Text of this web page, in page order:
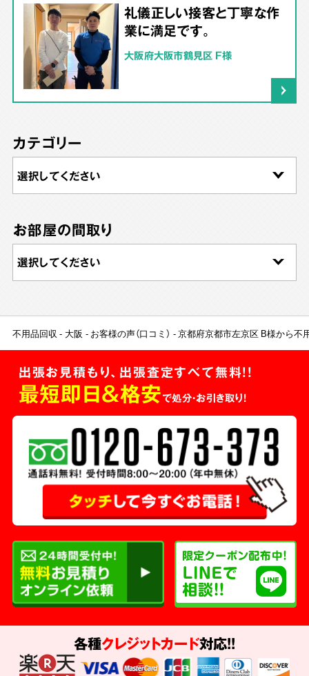
礼儀正しい接客と丁寧な作
業に満足です。
大阪府大阪市鶴見区 F様
カテゴリー
お部屋の間取り
不用品回収 大阪 お客様の声（口コミ） 京都府京都市左京区 B様から不
出張お見積もり、出張査定すべて無料!!
最短即日＆格安で処分・お引き取り！
各種クレジットカード対応!!